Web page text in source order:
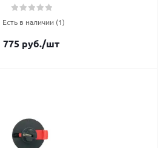
Есть в наличии (1)
775руб./шт